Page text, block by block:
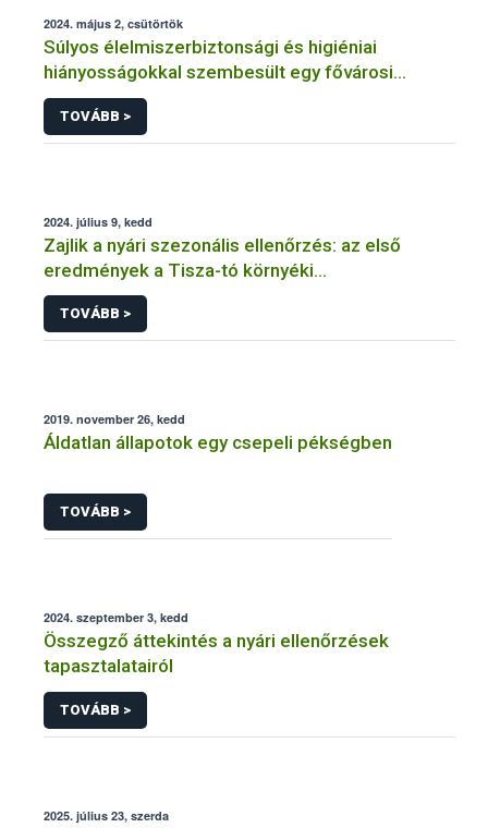
2024. május 2, csütörtök
Súlyos élelmiszerbiztonsági és higiéniai
hiányosságokkal szembesült egy fővárosi
vendéglátóhelyen a Nébih
TOVÁBB >
2024. július 9, kedd
Zajlik a nyári szezonális ellenőrzés: az első
eredmények a Tisza-tó környéki
vendéglátóhelyekről érkeztek
TOVÁBB >
2019. november 26, kedd
Áldatlan állapotok egy csepeli pékségben
TOVÁBB >
2024. szeptember 3, kedd
Összegző áttekintés a nyári ellenőrzések
tapasztalatairól
TOVÁBB >
2025. július 23, szerda